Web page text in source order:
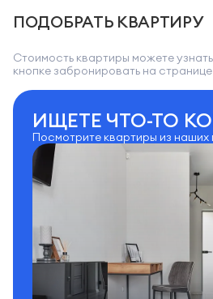
ПОДОБРАТЬ КВАРТИРУ
Стоимость квартиры можете
кнопке забронировать на
ИЩЕТЕ ЧТО-ТО
Посмотрите квартиры из